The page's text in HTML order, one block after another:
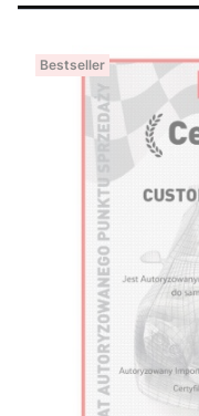
Bestseller